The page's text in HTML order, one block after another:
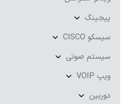
پیجینگ
سیسکو CISCO
سیستم صوتی
ویپ VOIP
دوربین